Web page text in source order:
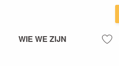
WIE WE ZIJN